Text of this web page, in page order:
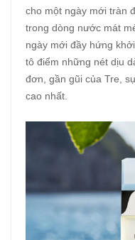
cho một ngày mới tràn
trong dòng nước mát
ngày mới đầy hứng
tô điểm những nét dịu
đơn, gần gũi của Tre,
cao nhất.